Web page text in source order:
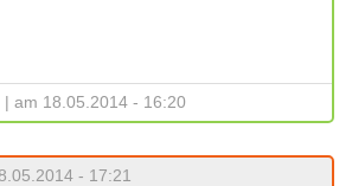
| am 18.05.2014 - 16:20
- 17:21